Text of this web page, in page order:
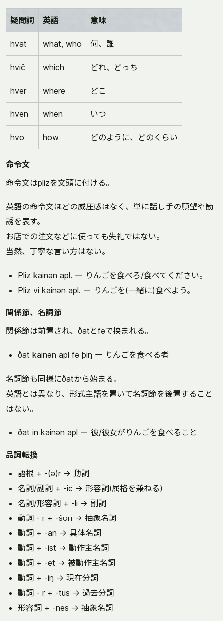
疑問詞 英語 意味
hvat what, who 何、誰
hviĉ which どれ、どっち
hver where どこ
hven when いつ
hvo how どのように、どのくらい
命令文
命令文はplizを文頭に付ける。
英語の命令文ほどの威圧感はなく、単に話し手の願望や勧
誘を表す。
お店での注文などに使っても失礼ではない。
当然、丁寧な言い方はない。
Pliz kainən apl. ー りんごを食べろ/食べてください。
Pliz vi kainən apl. ー りんごを(一緒に)食べよう。
関係節、名詞節
関係節は前置され、ðatとfəで挟まれる。
ðat kainən apl fə þiŋ ー りんごを食べる者
名詞節も同様にðatから始まる。
英語とは異なり、形式主語を置いて名詞節を後置すること
はない。
ðat in kainən apl ー 彼/彼女がりんごを食べること
品詞転換
語根 + -(ə)r → 動詞
名詞/副詞 + -ic → 形容詞(属格を兼ねる)
名詞/形容詞 + -li → 副詞
動詞 - r + -ŝon → 抽象名詞
動詞 + -an → 具体名詞
動詞 + -ist → 動作主名詞
動詞 + -et → 被動作主名詞
動詞 + -iŋ → 現在分詞
動詞 - r + -tus → 過去分詞
形容詞 + -nes → 抽象名詞